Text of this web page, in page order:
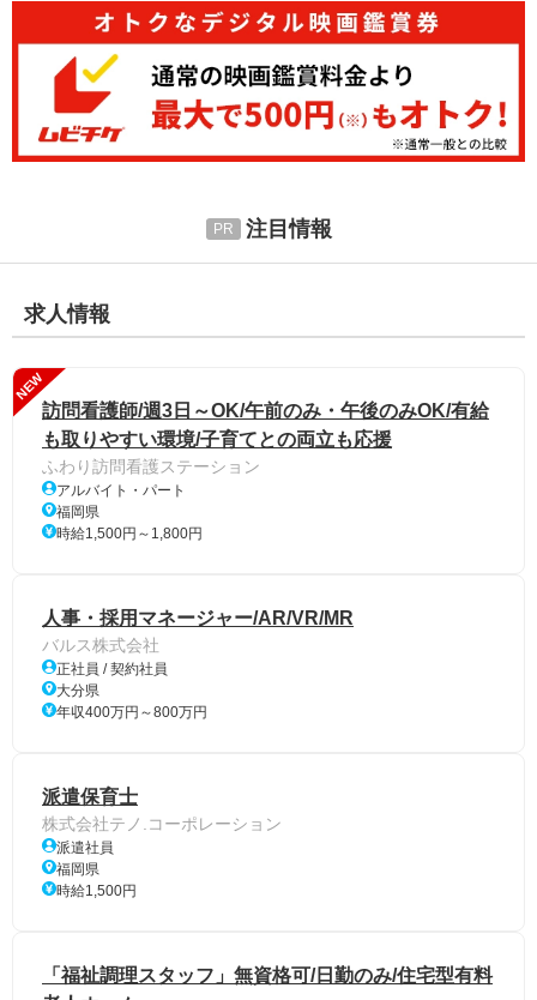
注目情報
求人情報
NEW
訪問看護師/週3日～OK/午前のみ・午後のみOK/有給
も取りやすい環境/子育てとの両立も応援
ふわり訪問看護ステーション
アルバイト・パート
福岡県
時給1,500円～1,800円
人事・採用マネージャー/AR/VR/MR
バルス株式会社
正社員 / 契約社員
大分県
年収400万円～800万円
派遣保育士
株式会社テノ.コーポレーション
派遣社員
福岡県
時給1,500円
「福祉調理スタッフ」無資格可/日勤のみ/住宅型有料